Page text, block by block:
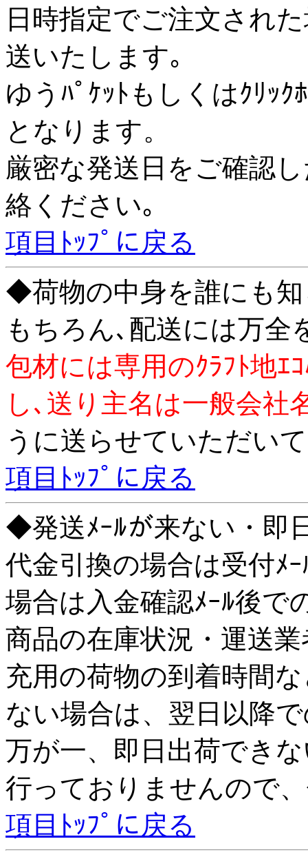
日時指定でご注文され
送いたします｡
ゆうﾊﾟｹｯﾄもしくはｸﾘｯ
となります。
厳密な発送日をご確認
絡ください｡
項目ﾄｯﾌﾟに戻る
◆荷物の中身を誰にも
もちろん､配送には万全
包材には専用のｸﾗﾌﾄ地ｴ
し､送り主名は一般会社
うに送らせていただい
項目ﾄｯﾌﾟに戻る
◆発送ﾒｰﾙが来ない・即
代金引換の場合は受付ﾒ
場合は入金確認ﾒｰﾙ後で
商品の在庫状況・運送
充用の荷物の到着時間
ない場合は、翌日以降
万が一、即日出荷でき
行っておりませんので
項目ﾄｯﾌﾟに戻る